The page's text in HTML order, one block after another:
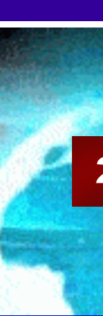
नमस्कार